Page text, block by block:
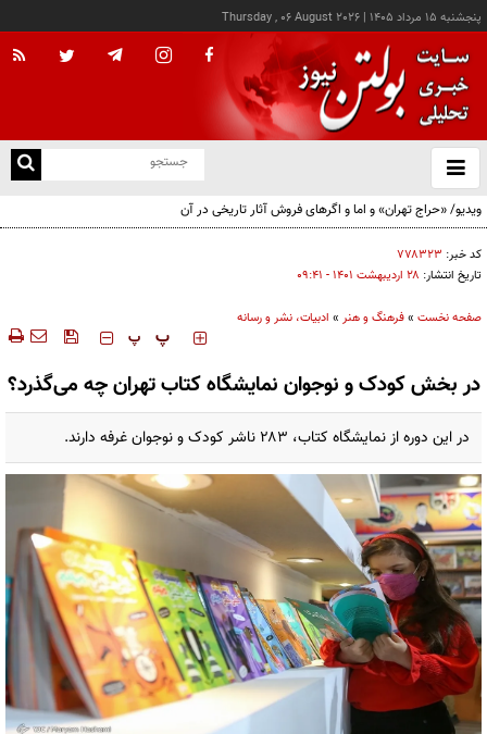
پنجشنبه ۱۵ مرداد ۱۴۰۵ |
Thursday , 06 August 2026
باز
و
ویدیو/ «حراج تهران» و اما و اگرهای فروش آثار تاریخی در آن
کد خبر: ۷۷۸۳۲۳
تاریخ انتشار: ۲۸ ارديبهشت ۱۴۰۱ - ۰۹:۴۱
صفحه نخست »فرهنگ و هنر » ادبیات، نشر و رسانه
‍‍‍ پ پ
در بخش کودک و نوجوان نمایشگاه کتاب تهران چه می‌گذرد؟
در این دوره از نمایشگاه کتاب، ۲۸۳ ناشر کودک و نوجوان غرفه دارند.